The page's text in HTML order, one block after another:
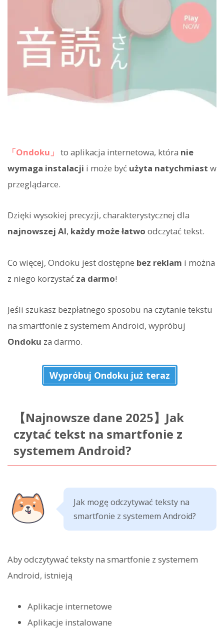
「Ondoku」 to aplikacja internetowa, która nie
wymaga instalacji i może być użyta natychmiast w
przeglądarce.
Dzięki wysokiej precyzji, charakterystycznej dla
najnowszej AI, każdy może łatwo odczytać tekst.
Co więcej, Ondoku jest dostępne bez reklam i można
z niego korzystać za darmo!
Jeśli szukasz bezpłatnego sposobu na czytanie tekstu
na smartfonie z systemem Android, wypróbuj
Ondoku za darmo.
Wypróbuj Ondoku już teraz
【Najnowsze dane 2025】Jak
czytać tekst na smartfonie z
systemem Android?
Jak mogę odczytywać teksty na
smartfonie z systemem Android?
Aby odczytywać teksty na smartfonie z systemem
Android, istnieją
Aplikacje internetowe
Aplikacje instalowane